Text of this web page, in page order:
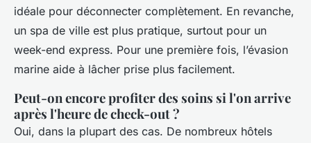
idéale pour déconnecter complètement. En revanche,
un spa de ville est plus pratique, surtout pour un
week-end express. Pour une première fois, l’évasion
marine aide à lâcher prise plus facilement.
Peut-on encore profiter des soins si l'on arrive
après l'heure de check-out ?
Oui, dans la plupart des cas. De nombreux hôtels